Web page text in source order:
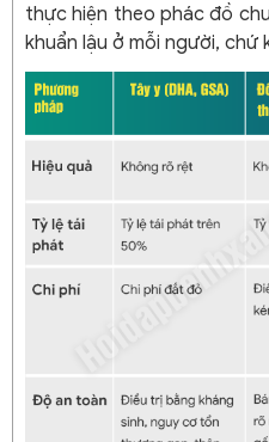
thực hiện theo phác đồ
khuẩn lậu ở mỗi người, chứ